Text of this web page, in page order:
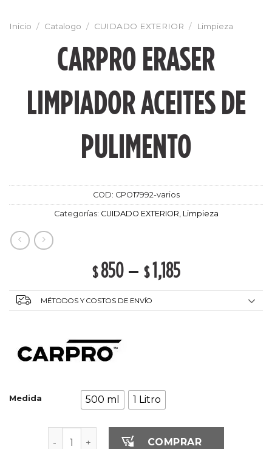
Inicio / Catalogo / CUIDADO EXTERIOR / Limpieza
CARPRO ERASER
LIMPIADOR ACEITES DE
PULIMENTO
COD: CPO17992-varios
Categorías: CUIDADO EXTERIOR Limpieza
$850– $1,185
MÉTODOS Y COSTOS DE ENVÍO
Medida 500 ml 1 Litro
Carpro Eraser Limpiador Aceites de
COMPRAR